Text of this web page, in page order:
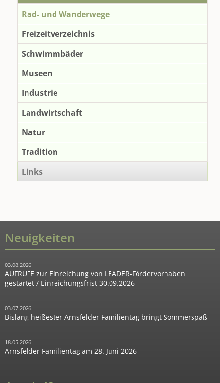
Rad- und Wanderwege
Freizeitverzeichnis
Schwimmbäder
Museen
Industrie
Landwirtschaft
Natur
Tradition
Links
Neuigkeiten
03.08.2026
AUFRUFE zur Einreichung von LEADER-Fördervorhaben
gestartet / Einreichungsfrist 30.09.2026
03.07.2026
Bislang heißester Arnsfelder Familientag bringt Sommerspaß
18.05.2026
Arnsfelder Familientag am 28. Juni 2026